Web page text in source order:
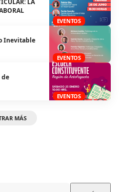
EVENTOS
LA
EVENTOS
Inevitable
EVENTOS
de
MÁS